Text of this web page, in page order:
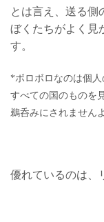
とは言え、送る側
ぼくたちがよく見
す。
*ボロボロなのは個人
すべての国のものを
鵜呑みにされません
優れているのは、